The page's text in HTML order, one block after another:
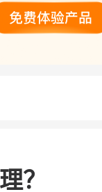
？
200